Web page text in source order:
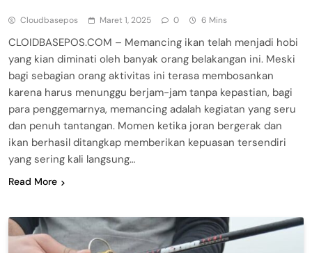
Cloudbasepos Maret 1, 2025 0 6 Mins
CLOIDBASEPOS.COM – Memancing ikan telah menjadi hobi
yang kian diminati oleh banyak orang belakangan ini. Meski
bagi sebagian orang aktivitas ini terasa membosankan
karena harus menunggu berjam-jam tanpa kepastian, bagi
para penggemarnya, memancing adalah kegiatan yang seru
dan penuh tantangan. Momen ketika joran bergerak dan
ikan berhasil ditangkap memberikan kepuasan tersendiri
yang sering kali langsung…
Read More